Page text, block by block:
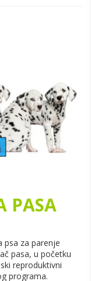
PASA
za parenje
pasa, u početku
reproduktivni
programa.